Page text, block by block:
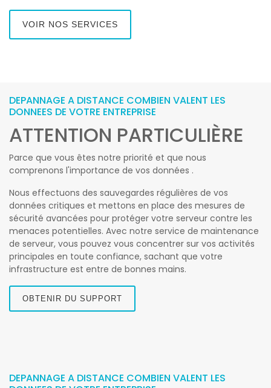
VOIR NOS SERVICES
DEPANNAGE A DISTANCE COMBIEN VALENT LES
DONNEES DE VOTRE ENTREPRISE
ATTENTION PARTICULIÈRE
Parce que vous êtes notre priorité et que nous
comprenons l'importance de vos données .
Nous effectuons des sauvegardes régulières de vos
données critiques et mettons en place des mesures de
sécurité avancées pour protéger votre serveur contre les
menaces potentielles. Avec notre service de maintenance
de serveur, vous pouvez vous concentrer sur vos activités
principales en toute confiance, sachant que votre
infrastructure est entre de bonnes mains.
OBTENIR DU SUPPORT
DEPANNAGE A DISTANCE COMBIEN VALENT LES